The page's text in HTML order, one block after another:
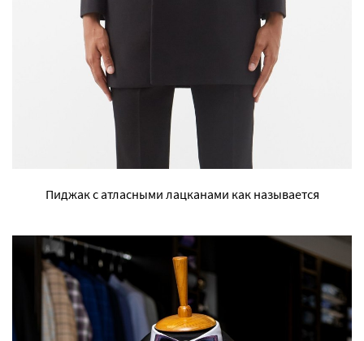
Пиджак с атласными лацканами как называется